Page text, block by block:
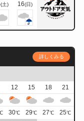
(土) 16(日)
詳しくみる
12 15 18
21
30℃ 29℃ 27℃ 25℃